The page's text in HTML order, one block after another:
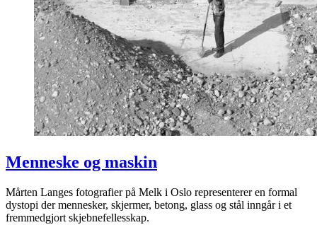
Menneske og maskin
Mårten Langes fotografier på Melk i Oslo representerer en formal
dystopi der mennesker, skjermer, betong, glass og stål inngår i et
fremmedgjort skjebnefellesskap.